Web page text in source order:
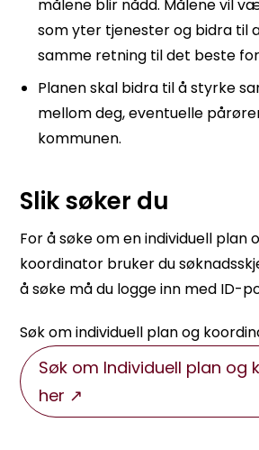
målene blir nådd. Målene vil
som yter tjenester og bidra til
samme retning til det beste
Planen skal bidra til å styrke
mellom deg, eventuelle
kommunen.
Slik søker du
For å søke om en individuell plan
koordinator bruker du
å søke må du logge inn med ID-
Søk om individuell plan og
Søk om Individuell plan og
her